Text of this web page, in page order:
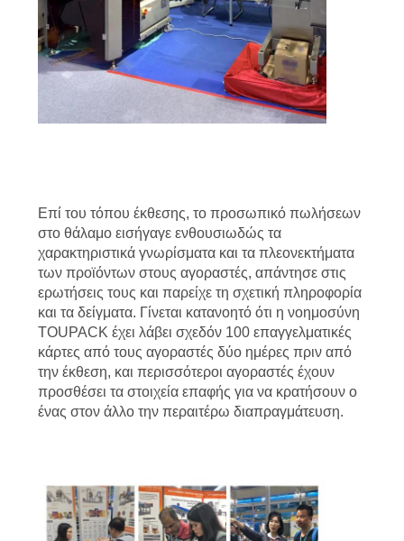
Επί του τόπου έκθεσης, το προσωπικό πωλήσεων
στο θάλαμο εισήγαγε ενθουσιωδώς τα
χαρακτηριστικά γνωρίσματα και τα πλεονεκτήματα
των προϊόντων στους αγοραστές, απάντησε στις
ερωτήσεις τους και παρείχε τη σχετική πληροφορία
και τα δείγματα. Γίνεται κατανοητό ότι η νοημοσύνη
TOUPACK έχει λάβει σχεδόν 100 επαγγελματικές
κάρτες από τους αγοραστές δύο ημέρες πριν από
την έκθεση, και περισσότεροι αγοραστές έχουν
προσθέσει τα στοιχεία επαφής για να κρατήσουν ο
ένας στον άλλο την περαιτέρω διαπραγμάτευση.